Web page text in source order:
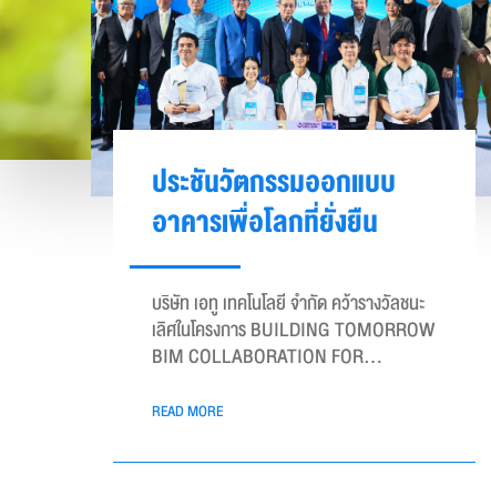
ประชันวัตกรรมออกแบบ
อาคารเพื่อโลกที่ยั่งยืน
บริษัท เอทู เทคโนโลยี จำกัด คว้ารางวัลชนะ
เลิศในโครงการ BUILDING TOMORROW
BIM COLLABORATION FOR
CHALLENGE
READ MORE